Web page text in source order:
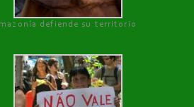
defiende su territorio